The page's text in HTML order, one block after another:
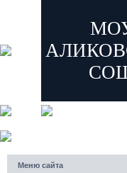
Меню сайта